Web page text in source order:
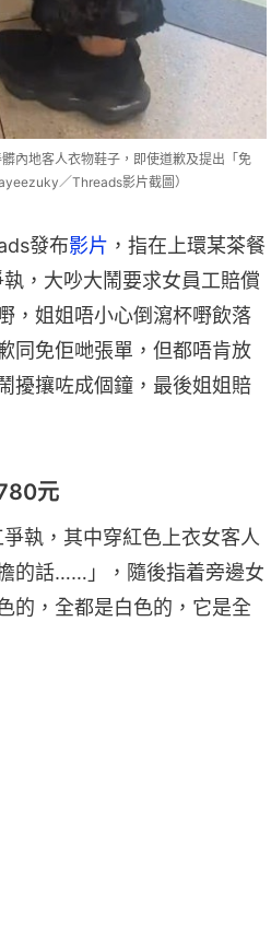
內地客人衣物鞋子，即使道歉及提出「免
／Threads影片截圖）
發布影片 ，指在上環某茶餐
，大吵大鬧要求女員工賠償
，姐姐唔小心倒瀉杯嘢飲落
同免佢哋張單，但都唔肯放
擾攘咗成個鐘，最後姐姐賠
元
執，其中穿紅色上衣女客人
的話……」，隨後指着旁邊女
的，全都是白色的，它是全